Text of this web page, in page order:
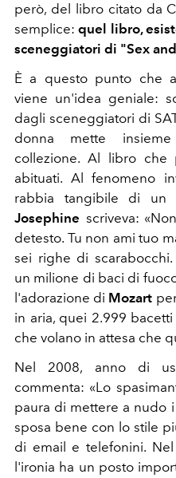
però, del libro citato da
semplice: quel libro,
sceneggiatori di "Sex
È a questo punto che
viene un'idea geniale:
dagli sceneggiatori di
donna mette
collezione. Al libro che
abituati. Al fenomeno
rabbia tangibile di un
Josephine scriveva:
detesto. Tu non ami tuo
sei righe di
un milione di baci di
l'adorazione di Mozart
in aria, quei 2.999
che volano in attesa che
Nel 2008, anno di
commenta: «Lo
paura di mettere a nudo
sposa bene con lo stile
di email e telefonini.
l'ironia ha un posto